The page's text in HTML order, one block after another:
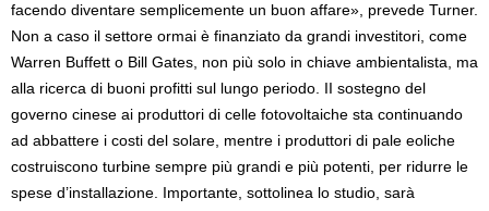
facendo diventare semplicemente un buon affare», prevede Turner.
Non a caso il settore ormai è finanziato da grandi investitori, come
Warren Buffett o Bill Gates, non più solo in chiave ambientalista, ma
alla ricerca di buoni profitti sul lungo periodo. II sostegno del
governo cinese ai produttori di celle fotovoltaiche sta continuando
ad abbattere i costi del solare, mentre i produttori di pale eoliche
costruiscono turbine sempre più grandi e più potenti, per ridurre le
spese d’installazione. Importante, sottolinea lo studio, sarà